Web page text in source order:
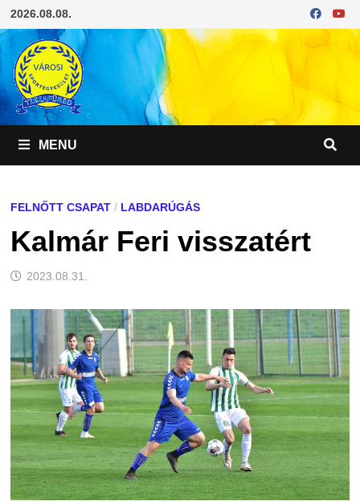
Skip
to
content
2026.08.08.
MENU
FELNŐTT CSAPAT/ LABDARÚGÁS
Kalmár Feri visszatért
2023.08.31.